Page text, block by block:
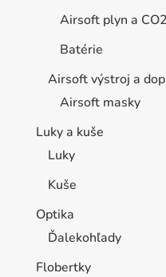
Airsoft plyn a
Batérie
Airsoft výstroj a
Airsoft masky
Luky a kuše
Luky
Kuše
Optika
Ďalekohľady
Flobertky